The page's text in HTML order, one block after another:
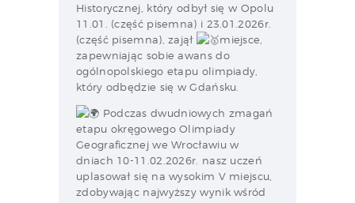
Historycznej, który odbył się w Opolu
11.01. (część pisemna) i 23.01.2026r.
(część pisemna), zajął
miejsce,
zapewniając sobie awans do
ogólnopolskiego etapu olimpiady,
który odbędzie się w Gdańsku.
Podczas dwudniowych zmagań
etapu okręgowego Olimpiady
Geograficznej we Wrocławiu w
dniach 10-11.02.2026r. nasz uczeń
uplasował się na wysokim V miejscu,
zdobywając najwyższy wynik wśród